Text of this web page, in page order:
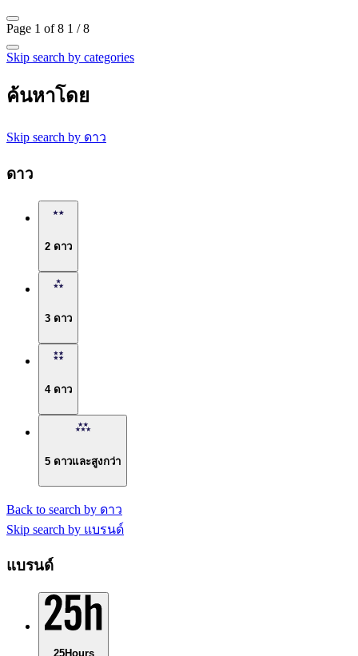
Page 1 of 8 1 / 8
Skip search by categories
ค้นหาโดย
Skip search by ดาว
ดาว
2 ดาว
3 ดาว
4 ดาว
5 ดาวและสูงกว่า
Back to search by ดาว
Skip search by แบรนด์
แบรนด์
25Hours